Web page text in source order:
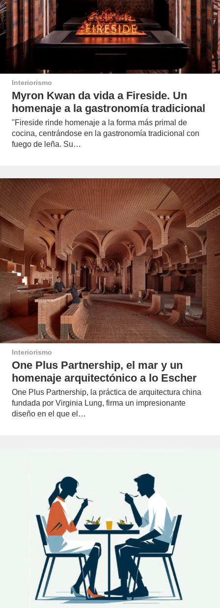
Interiorismo
Myron Kwan da vida a Fireside. Un
homenaje a la gastronomía tradicional
"Fireside rinde homenaje a la forma más primal de
cocina, centrándose en la gastronomía tradicional con
fuego de leña. Su…
Interiorismo
One Plus Partnership, el mar y un
homenaje arquitectónico a lo Escher
One Plus Partnership, la práctica de arquitectura china
fundada por Virginia Lung, firma un impresionante
diseño en el que el…